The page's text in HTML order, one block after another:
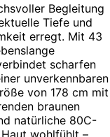
Begleitung
Tiefe und
erregt. Mit 43
scharfen
unverkennbaren
von 178 cm mit
braunen
natürliche 80C-
wohlfühlt –